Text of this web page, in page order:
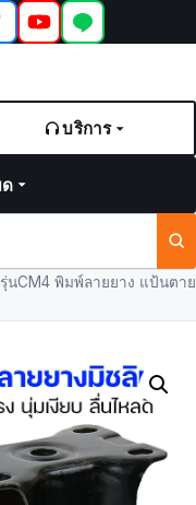
บริการ
นCM4 พิมพ์ลายยาง แป้นตาย